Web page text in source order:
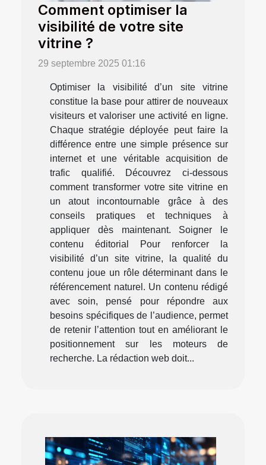
Comment optimiser la
visibilité de votre site
vitrine ?
29 septembre 2025 01:16
Optimiser la visibilité d’un site vitrine
constitue la base pour attirer de nouveaux
visiteurs et valoriser une activité en ligne.
Chaque stratégie déployée peut faire la
différence entre une simple présence sur
internet et une véritable acquisition de
trafic qualifié. Découvrez ci-dessous
comment transformer votre site vitrine en
un atout incontournable grâce à des
conseils pratiques et techniques à
appliquer dès maintenant. Soigner le
contenu éditorial Pour renforcer la
visibilité d’un site vitrine, la qualité du
contenu joue un rôle déterminant dans le
référencement naturel. Un contenu rédigé
avec soin, pensé pour répondre aux
besoins spécifiques de l’audience, permet
de retenir l’attention tout en améliorant le
positionnement sur les moteurs de
recherche. La rédaction web doit...